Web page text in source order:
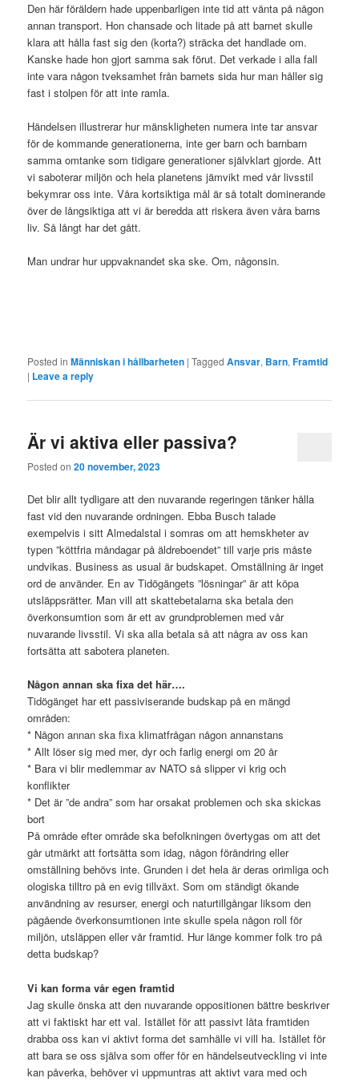
Den här föräldern hade uppenbarligen inte tid att vänta på någon
annan transport. Hon chansade och litade på att barnet skulle
klara att hålla fast sig den (korta?) sträcka det handlade om.
Kanske hade hon gjort samma sak förut. Det verkade i alla fall
inte vara någon tveksamhet från barnets sida hur man håller sig
fast i stolpen för att inte ramla.
Händelsen illustrerar hur mänskligheten numera inte tar ansvar
för de kommande generationerna, inte ger barn och barnbarn
samma omtanke som tidigare generationer självklart gjorde. Att
vi saboterar miljön och hela planetens jämvikt med vår livsstil
bekymrar oss inte. Våra kortsiktiga mål är så totalt dominerande
över de långsiktiga att vi är beredda att riskera även våra barns
liv. Så långt har det gått.
Man undrar hur uppvaknandet ska ske. Om, någonsin.
Posted in Människan i hållbarheten |Tagged Ansvar, Barn,Framtid
| Leave a reply
Är vi aktiva eller passiva?
Posted on20 november, 2023
Det blir allt tydligare att den nuvarande regeringen tänker hålla
fast vid den nuvarande ordningen. Ebba Busch talade
exempelvis i sitt Almedalstal i somras om att hemskheter av
typen ”köttfria måndagar på äldreboendet” till varje pris måste
undvikas. Business as usual är budskapet. Omställning är inget
ord de använder. En av Tidögängets ”lösningar” är att köpa
utsläppsrätter. Man vill att skattebetalarna ska betala den
överkonsumtion som är ett av grundproblemen med vår
nuvarande livsstil. Vi ska alla betala så att några av oss kan
fortsätta att sabotera planeten.
Någon annan ska fixa det här….
Tidögänget har ett passiviserande budskap på en mängd
områden:
* Någon annan ska fixa klimatfrågan någon annanstans
* Allt löser sig med mer, dyr och farlig energi om 20 år
* Bara vi blir medlemmar av NATO så slipper vi krig och
konflikter
* Det är ”de andra” som har orsakat problemen och ska skickas
bort
På område efter område ska befolkningen övertygas om att det
går utmärkt att fortsätta som idag, någon förändring eller
omställning behövs inte. Grunden i det hela är deras orimliga och
ologiska tilltro på en evig tillväxt. Som om ständigt ökande
användning av resurser, energi och naturtillgångar liksom den
pågående överkonsumtionen inte skulle spela någon roll för
miljön, utsläppen eller vår framtid. Hur länge kommer folk tro på
detta budskap?
Vi kan forma vår egen framtid
Jag skulle önska att den nuvarande oppositionen bättre beskriver
att vi faktiskt har ett val. Istället för att passivt låta framtiden
drabba oss kan vi aktivt forma det samhälle vi vill ha. Istället för
att bara se oss själva som offer för en händelseutveckling vi inte
kan påverka, behöver vi uppmuntras att aktivt vara med och